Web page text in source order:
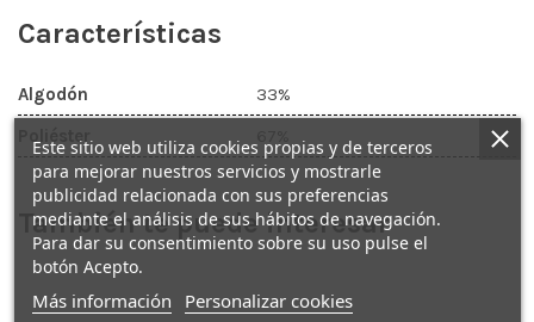
Características
Algodón
33%
Poliéster
También te puede interesar
Este sitio web utiliza cookies propias y de terceros
para mejorar nuestros servicios y mostrarle
publicidad relacionada con sus preferencias
mediante el análisis de sus hábitos de navegación.
Para dar su consentimiento sobre su uso pulse el
botón Acepto.
Más información Personalizar cookies